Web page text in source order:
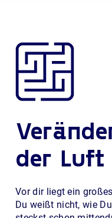
der Luft
Vor dir liegt ein
Du weißt nicht, wie